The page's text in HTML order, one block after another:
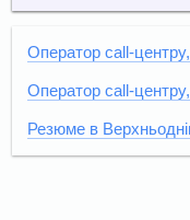
Оператор call-
Оператор call-
Резюме в